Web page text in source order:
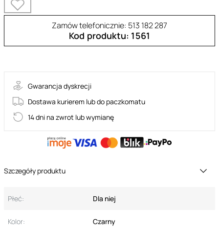
Zamów telefonicznie: 513 182 287
Kod produktu: 1561
Gwarancja dyskrecji
Dostawa kurierem lub do paczkomatu
14 dni na zwrot lub wymianę
Szczegóły produktu
Płeć: Dla niej
Kolor: Czarny